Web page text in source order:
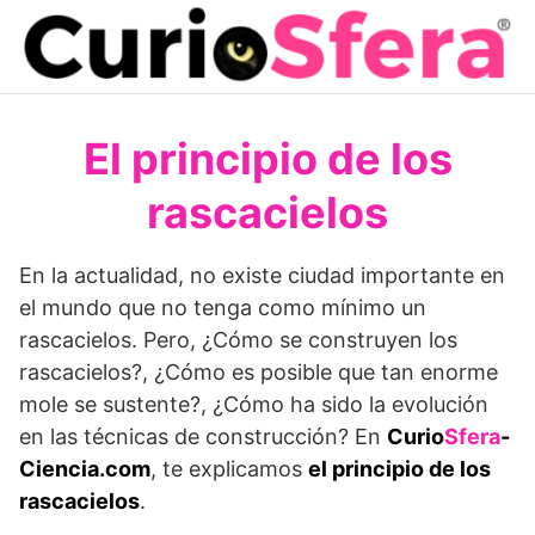
Saltar
contenido
El principio de los
rascacielos
En la actualidad, no existe ciudad importante en
el mundo que no tenga como mínimo un
rascacielos. Pero, ¿Cómo se construyen los
rascacielos?, ¿Cómo es posible que tan enorme
mole se sustente?, ¿Cómo ha sido la evolución
en las técnicas de construcción? En CurioSfera-
Ciencia.com, te explicamos el principio de los
rascacielos.